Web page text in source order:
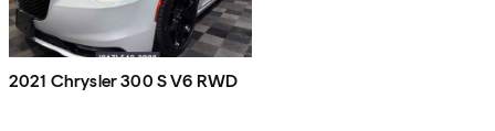
2021 Chrysler 300 S V6 RWD